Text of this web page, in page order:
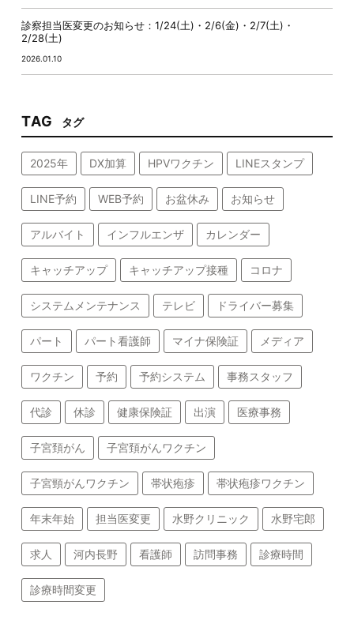
診察担当医変更のお知らせ：1/24(土)・2/6(金)・2/7(土)・
2/28(土)
2026.01.10
TAG タグ
2025年 DX加算 HPVワクチン LINEスタンプ
LINE予約 WEB予約 お盆休み お知らせ
アルバイト インフルエンザ カレンダー
キャッチアップ キャッチアップ接種 コロナ
システムメンテナンス テレビ ドライバー募集
パート パート看護師 マイナ保険証 メディア
ワクチン 予約 予約システム 事務スタッフ
代診 休診 健康保険証 出演 医療事務
子宮頚がん 子宮頚がんワクチン
子宮頸がんワクチン 帯状疱疹 帯状疱疹ワクチン
年末年始 担当医変更 水野クリニック 水野宅郎
求人 河内長野 看護師 訪問事務 診療時間
診療時間変更